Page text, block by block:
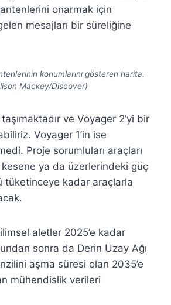
onarmak için
mesajları bir süreliğine
konumlarını gösteren harita.
Mackey/Discover)
ve Voyager 2’yi bir
Voyager 1’in ise
Proje sorumluları araçları
ya da üzerlerindeki güç
tüketinceye kadar araçlarla
aletler 2025’e kadar
sonra da Derin Uzay Ağı
aşma süresi olan 2035’e
mühendislik verileri